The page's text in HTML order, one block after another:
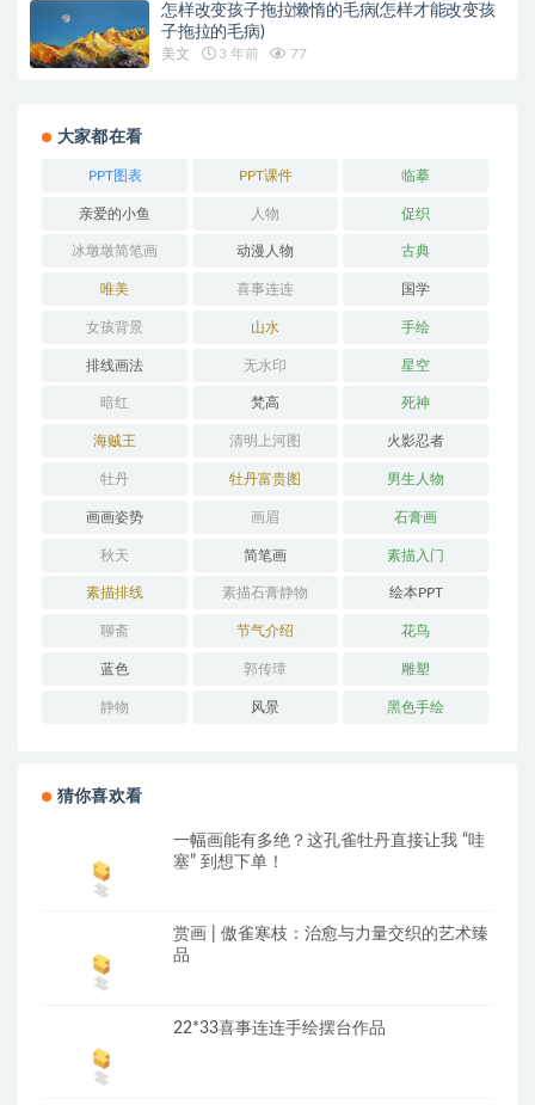
怎样改变孩子拖拉懒惰的毛病(怎样才能改变孩
子拖拉的毛病)
美文 3 年前 77
大家都在看
PPT图表 PPT课件 临摹
亲爱的小鱼 人物 促织
冰墩墩简笔画 动漫人物 古典
唯美 喜事连连 国学
女孩背景 山水 手绘
排线画法 无水印 星空
暗红 梵高 死神
海贼王 清明上河图 火影忍者
牡丹 牡丹富贵图 男生人物
画画姿势 画眉 石膏画
秋天 简笔画 素描入门
素描排线 素描石膏静物 绘本PPT
聊斋 节气介绍 花鸟
蓝色 郭传璋 雕塑
静物 风景 黑色手绘
猜你喜欢看
一幅画能有多绝？这孔雀牡丹直接让我 “哇
塞” 到想下单！
赏画 | 傲雀寒枝：治愈与力量交织的艺术臻
品
22*33喜事连连手绘摆台作品